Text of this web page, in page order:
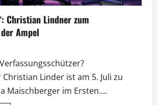
Christian Lindner zum
Ampel
Linder ist am 5. Juli zu
Maischberger im Ersten....